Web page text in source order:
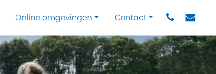
Online omgevingen Contact